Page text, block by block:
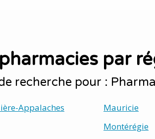
par
recherche pour :
Appalaches
Mauricie
Montérégie